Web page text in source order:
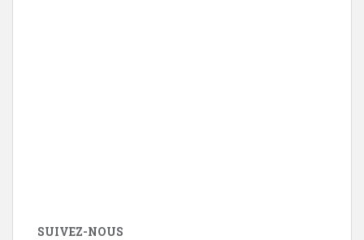
SUIVEZ-NOUS